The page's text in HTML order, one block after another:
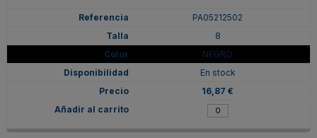
PA05212502
8
NEGRO
En stock
16,87 €